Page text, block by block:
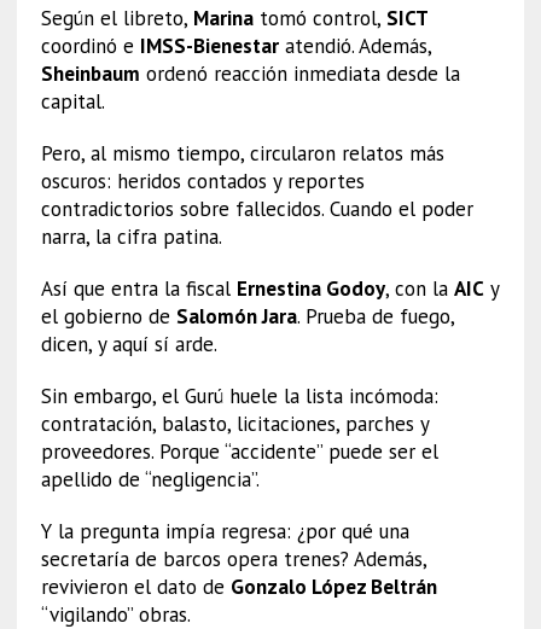
Según el libreto, Marinatomó control, SICT
coordinó e IMSS-Bienestaratendió. Además,
Sheinbaum ordenó reacción inmediata desde la
capital.
Pero, al mismo tiempo, circularon relatos más
oscuros: heridos contados y reportes
contradictorios sobre fallecidos. Cuando el poder
narra, la cifra patina.
Así que entra la fiscal Ernestina Godoy, con la AIC y
el gobierno de Salomón Jara. Prueba de fuego,
dicen, y aquí sí arde.
Sin embargo, el Gurú huele la lista incómoda:
contratación, balasto, licitaciones, parches y
proveedores. Porque “accidente” puede ser el
apellido de “negligencia”.
Y la pregunta impía regresa: ¿por qué una
secretaría de barcos opera trenes? Además,
revivieron el dato de Gonzalo López Beltrán
“vigilando” obras.